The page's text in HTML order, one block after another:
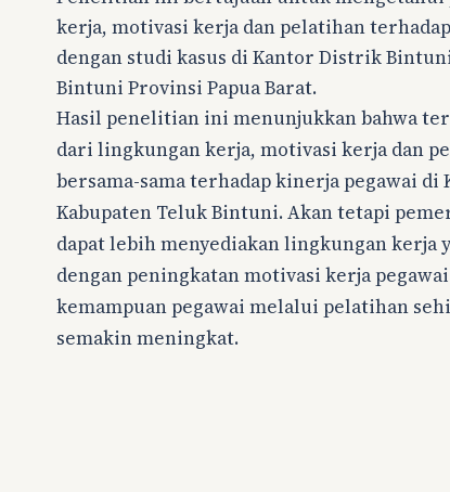
kerja, motivasi kerja dan pelatihan
dengan studi kasus di Kantor Distrik
Bintuni Provinsi Papua Barat.
Hasil penelitian ini menunjukkan bahwa
dari lingkungan kerja, motivasi kerja dan
bersama-sama terhadap kinerja pegawai
Kabupaten Teluk Bintuni. Akan tetapi
dapat lebih menyediakan lingkungan kerja
dengan peningkatan motivasi kerja
kemampuan pegawai melalui pelatihan
semakin meningkat.